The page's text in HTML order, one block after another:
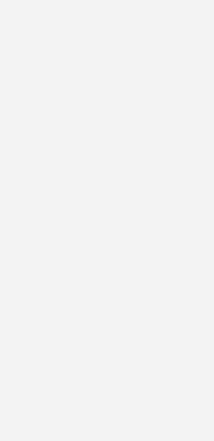
Ärzte der Welt hat ihr
Management mit ConSol CM
und optimiert.